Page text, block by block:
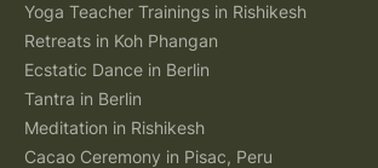
Yoga Teacher Trainings in Rishikesh
Retreats in Koh Phangan
Ecstatic Dance in Berlin
Tantra in Berlin
Meditation in Rishikesh
Cacao Ceremony in Pisac, Peru